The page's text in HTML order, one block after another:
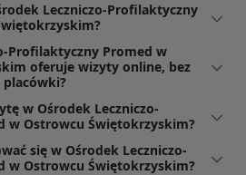
Leczniczo-Profilaktyczny
Profilaktyczny Promed w
oferuje wizyty online, bez
w Ośrodek Leczniczo-
w Ostrowcu Świętokrzyskim?
się w Ośrodek Leczniczo-
w Ostrowcu Świętokrzyskim?